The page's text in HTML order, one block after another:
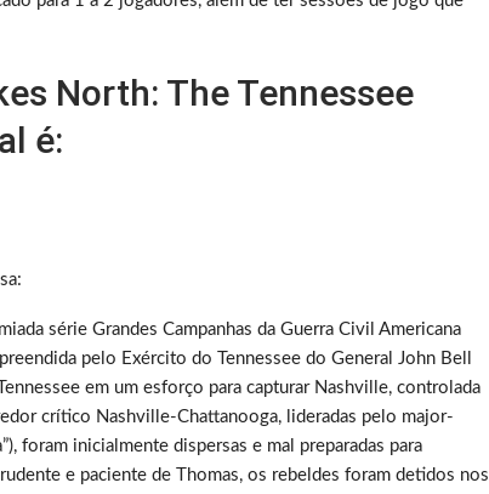
North: The Tennessee
é:
série Grandes Campanhas da Guerra Civil Americana
pelo Exército do Tennessee do General John Bell
em um esforço para capturar Nashville, controlada
crítico Nashville-Chattanooga, lideradas pelo major-
foram inicialmente dispersas e mal preparadas para
e paciente de Thomas, os rebeldes foram detidos nos